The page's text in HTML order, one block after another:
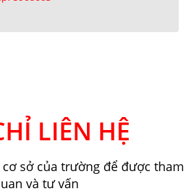
LIÊN HỆ
sở của trường để được tham
và tư vấn